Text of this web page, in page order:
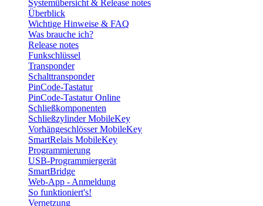
Systemübersicht & Release notes
Überblick
Wichtige Hinweise & FAQ
Was brauche ich?
Release notes
Funkschlüssel
Transponder
Schalttransponder
PinCode-Tastatur
PinCode-Tastatur Online
Schließkomponenten
Schließzylinder MobileKey
Vorhängeschlösser MobileKey
SmartRelais MobileKey
Programmierung
USB-Programmiergerät
SmartBridge
Web-App - Anmeldung
So funktioniert's!
Vernetzung